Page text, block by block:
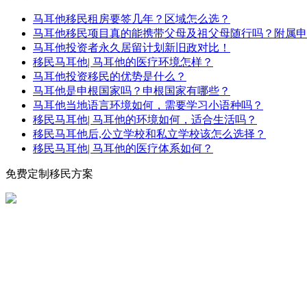
马耳他移民租房要签几年？区域怎么选？
马耳他移民项目真的能携带父母及祖父母随行吗？附属
马耳他投资者永久居留计划新旧政对比！
移民马耳他| 马耳他的医疗环境怎样？
马耳他投资移民的优势是什么？
马耳他是申根国家吗？申根国家有哪些？
马耳他当地语言环境如何，需要学习小语种吗？
移民马耳他| 马耳他的环境如何，适合生活吗？
移民马耳他后,公立学校和私立学校该怎么选择？
移民马耳他| 马耳他的医疗体系如何？
免费定制移民方案